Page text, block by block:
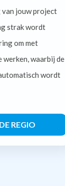
jouw project
strak wordt
om met
werken, waarbij de
wordt
REGIO